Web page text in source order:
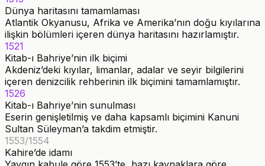
Dünya haritasını tamamlaması
Atlantik Okyanusu, Afrika ve Amerika’nın doğu kıyılarına
ilişkin bölümleri içeren dünya haritasını hazırlamıştır.
1521
Kitab-ı Bahriye’nin ilk biçimi
Akdeniz’deki kıyılar, limanlar, adalar ve seyir bilgilerini
içeren denizcilik rehberinin ilk biçimini tamamlamıştır.
1526
Kitab-ı Bahriye’nin sunulması
Eserin genişletilmiş ve daha kapsamlı biçimini Kanuni
Sultan Süleyman’a takdim etmiştir.
1553/1554
Kahire’de idamı